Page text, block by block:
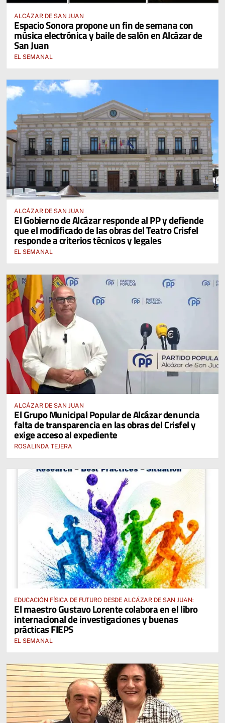
ALCÁZAR DE SAN JUAN
Espacio Sonora propone un fin de semana con
música electrónica y baile de salón en Alcázar de
San Juan
EL SEMANAL
ALCÁZAR DE SAN JUAN
El Gobierno de Alcázar responde al PP y defiende
que el modificado de las obras del Teatro Crisfel
responde a criterios técnicos y legales
EL SEMANAL
ALCÁZAR DE SAN JUAN
El Grupo Municipal Popular de Alcázar denuncia
falta de transparencia en las obras del Crisfel y
exige acceso al expediente
ROSALINDA TEJERA
EDUCACIÓN FÍSICA DE FUTURO DESDE ALCÁZAR DE SAN JUAN:
El maestro Gustavo Lorente colabora en el libro
internacional de investigaciones y buenas
prácticas FIEPS
EL SEMANAL